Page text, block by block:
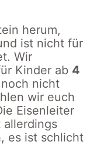
herum,
ist nicht für
Wir
Kinder ab 4
nicht
wir euch
Eisenleiter
allerdings
es ist schlicht